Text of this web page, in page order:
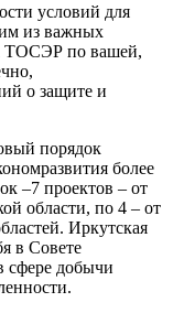
условий для
из важных
ТОСЭР по вашей,
о защите и
порядок
более
–7 проектов – от
области, по 4 – от
Иркутская
в Совете
сфере добычи